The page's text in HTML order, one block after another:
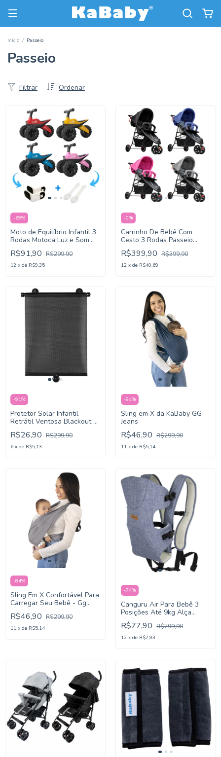
Início / Passeio
Passeio
Ordenar
Filtrar
-69%
Moto de Equilíbrio Infantil 3
Rodas Motoca Luz e Som
Rider
R$91,90 R$299,90
12 x de R$9,35
-0%
Carrinho De Bebê Com
Cesto 3 Rodas Passeio
EasyGo KaBaby
R$399,90 R$399,90
12 x de R$40,69
-91%
Protetor Solar Infantil
Retrátil Ventosa Blackout -
Kababy
R$26,90 R$299,90
6 x de R$5,13
-84%
Sling em X da KaBaby GG
Jeans
R$46,90 R$299,90
11 x de R$5,14
-84%
Sling Em X Confortável Para
Carregar Seu Bebê - Gg
Cinza
R$46,90 R$299,90
11 x de R$5,14
-74%
Canguru Air Para Bebê 3
Posições Até 9kg Alça
Regulável Azul Cor Azul
Mescla
R$77,90 R$299,90
12 x de R$7,93